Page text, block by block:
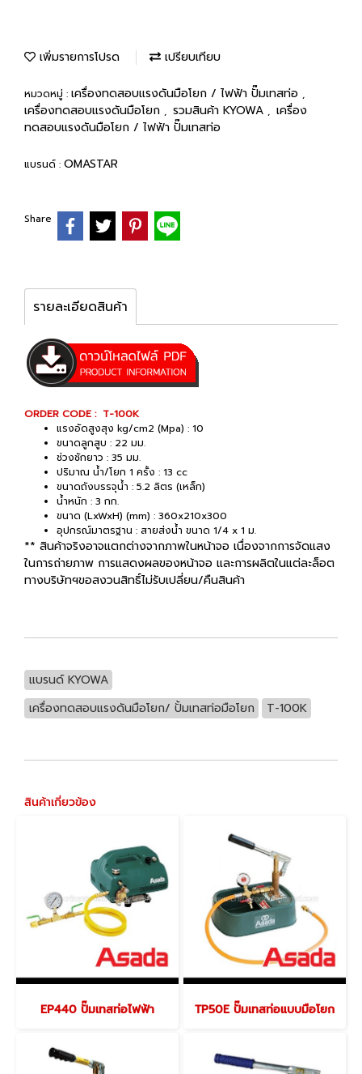
เพิ่มรายการโปรด เปรียบเทียบ
หมวดหมู่ : เครื่องทดสอบแรงดันมือโยก / ไฟฟ้า ปั๊มเทสท่อ ,
เครื่องทดสอบแรงดันมือโยก , รวมสินค้า KYOWA , เครื่อง
ทดสอบแรงดันมือโยก / ไฟฟ้า ปั๊มเทสท่อ
แบรนด์ : OMASTAR
Share
รายละเอียดสินค้า
ORDER CODE : T-100K
แรงอัดสูงสุง kg/cm2 (Mpa) : 10
ขนาดลูกสูบ : 22 มม.
ช่วงชักยาว : 35 มม.
ปริมาณ น้ำ/โยก 1 ครั้ง : 13 cc
ขนาดถังบรรจุน้ำ : 5.2 ลิตร (เหล็ก)
น้ำหนัก : 3 กก.
ขนาด (LxWxH) (mm) : 360x210x300
อุปกรณ์มาตรฐาน : สายส่งน้ำ ขนาด 1/4 x 1 ม.
** สินค้าจริงอาจแตกต่างจากภาพในหน้าจอ เนื่องจากการจัดแสง
ในการถ่ายภาพ การแสดงผลของหน้าจอ และการผลิตในแต่ละล็อต
ทางบริษัทฯขอสงวนสิทธิ์ไม่รับเปลี่ยน/คืนสินค้า
แบรนด์ KYOWA
เครื่องทดสอบแรงดันมือโยก/ ปั้มเทสท่อมือโยก
T-100K
สินค้าเกี่ยวข้อง
EP440 ปั๊มเทสท่อไฟฟ้า TP50E ปั๊มเทสท่อแบบมือโยก